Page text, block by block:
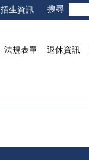
招生資訊
法規表單 退休資訊